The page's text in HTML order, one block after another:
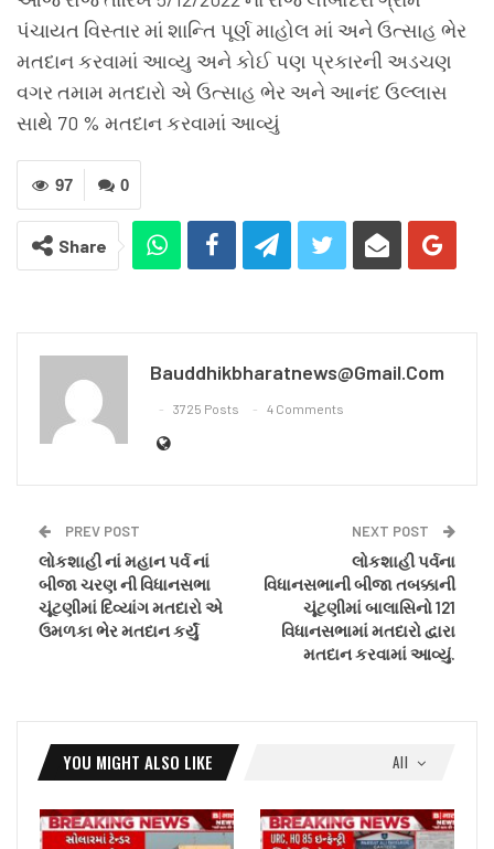
પંચાયત વિસ્તાર માં શાન્તિ પૂર્ણ માહોલ માં અને ઉત્સાહ ભેર
મતદાન કરવામાં આવ્યુ અને કોઈ પણ પ્રકારની અડચણ
વગર તમામ મતદારો એ ઉત્સાહ ભેર અને આનંદ ઉલ્લાસ
સાથે 70 % મતદાન કરવામાં આવ્યું
0
97
Share
Bauddhikbharatnews@gmail.com
3725 Posts 4 Comments
PREV POST
લોકશાહી નાં મહાન પર્વ નાં
બીજા ચરણ ની વિધાનસભા
ચૂંટણીમાં દિવ્યાંગ મતદારો એ
ઉમળકા ભેર મતદાન કર્યું
NEXT POST
લોકશાહી પર્વના
વિધાનસભાની બીજા તબક્કાની
ચૂંટણીમાં બાલાસિનો 121
વિધાનસભામાં મતદારો દ્વારા
મતદાન કરવામાં આવ્યું.
All
YOU MIGHT ALSO LIKE